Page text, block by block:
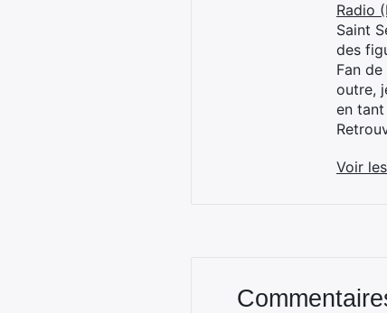
Radio
Saint
des
Fan
outre,
en tant
Voir